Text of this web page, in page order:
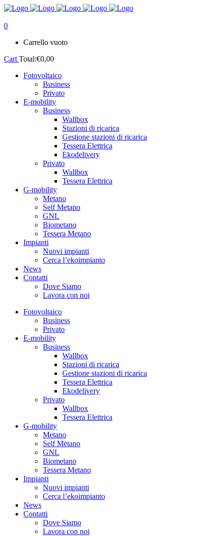
0
Carrello vuoto
Cart Total:€0,00
Fotovoltaico
Business
Privato
E-mobility
Business
Wallbox
Stazioni di ricarica
Gestione stazioni di ricarica
Tessera Elettrica
Ekodelivery
Privato
Wallbox
Tessera Elettrica
G-mobility
Metano
Self Metano
GNL
Biometano
Tessera Metano
Impianti
Nuovi impianti
Cerca l’ekoimpianto
News
Contatti
Dove Siamo
Lavora con noi
Fotovoltaico
Business
Privato
E-mobility
Business
Wallbox
Stazioni di ricarica
Gestione stazioni di ricarica
Tessera Elettrica
Ekodelivery
Privato
Wallbox
Tessera Elettrica
G-mobility
Metano
Self Metano
GNL
Biometano
Tessera Metano
Impianti
Nuovi impianti
Cerca l’ekoimpianto
News
Contatti
Dove Siamo
Lavora con noi